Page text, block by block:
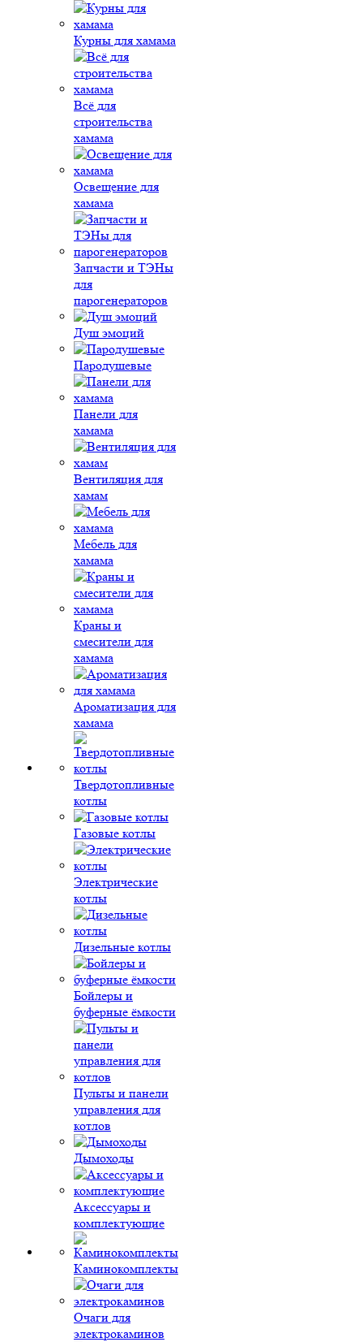
Курны для хамама
Всё для
строительства
хамама
Освещение для
хамама
Запчасти и ТЭНы
для
парогенераторов
Душ эмоций
Пародушевые
Панели для
хамама
Вентиляция для
хамам
Мебель для
хамама
Краны и
смесители для
хамама
Ароматизация для
хамама
Твердотопливные
котлы
Газовые котлы
Электрические
котлы
Дизельные котлы
Бойлеры и
буферные ёмкости
Пульты и панели
управления для
котлов
Дымоходы
Аксессуары и
комплектующие
Каминокомплекты
Очаги для
электрокаминов